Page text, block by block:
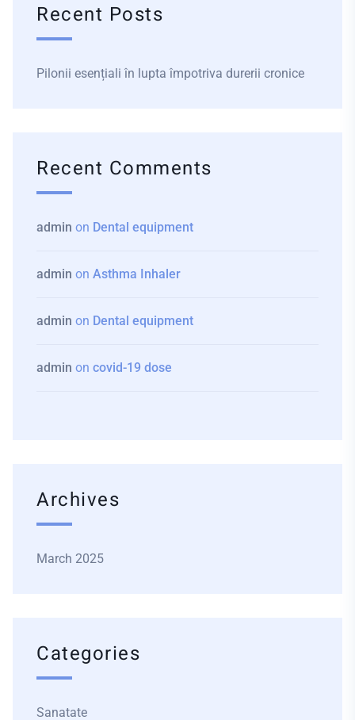
Recent Posts
Pilonii esențiali în lupta împotriva durerii cronice
Recent Comments
admin on Dental equipment
admin on Asthma Inhaler
admin on Dental equipment
admin on covid-19 dose
Archives
March 2025
Categories
Sanatate